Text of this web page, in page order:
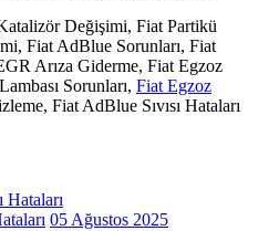
Değişimi, Fiat Partikü
Fiat AdBlue Sorunları, Fiat
Arıza Giderme, Fiat Egzoz
Sorunları, Fiat Egzoz
Fiat AdBlue Sıvısı Hataları
05 Ağustos 2025